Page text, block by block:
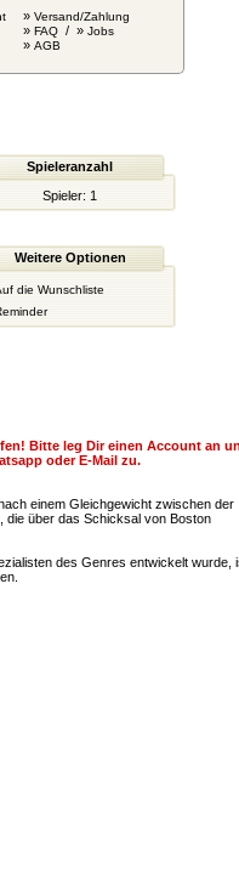
» Versand/Zahlung
» FAQ / » Jobs
» AGB
Spieleranzahl
Spieler: 1
Weitere Optionen
die Wunschliste
Bitte leg Dir einen Account an
oder E-Mail zu.
einem Gleichgewicht zwischen der
die über das Schicksal von Boston
des Genres entwickelt wurde,